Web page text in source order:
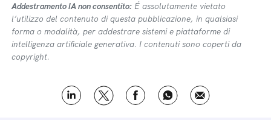
Addestramento IA non consentito: É assolutamente vietato
l’utilizzo del contenuto di questa pubblicazione, in qualsiasi
forma o modalità, per addestrare sistemi e piattaforme di
intelligenza artificiale generativa. I contenuti sono coperti da
copyright.